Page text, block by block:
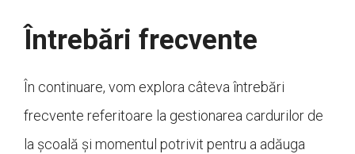
Întrebări frecvente
În continuare, vom explora câteva întrebări
frecvente referitoare la gestionarea cardurilor de
la școală și momentul potrivit pentru a adăuga